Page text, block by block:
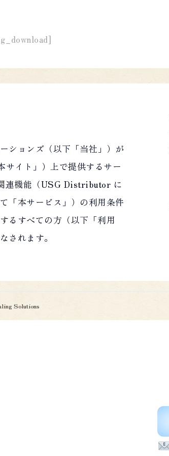
ションズ（以下「当社」）が
サイト」）上で提供するサー
連機能（USG Distributor に
「本サービス」）の利用条件
るすべての方（以下「利用
されます。
・取得・保存・表示される
、音声、動画、その他一切
Solutions